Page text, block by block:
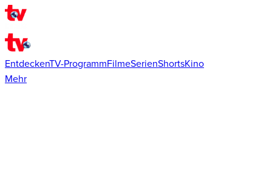
EntdeckenTV-ProgrammFilmeSerienShortsKino
Mehr